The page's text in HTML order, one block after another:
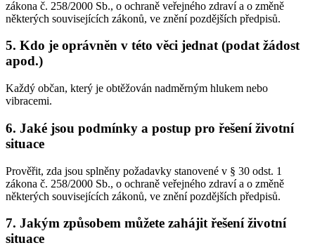
zákona č. 258/2000 Sb., o ochraně veřejného zdraví a o změně
některých souvisejících zákonů, ve znění pozdějších předpisů.
5. Kdo je oprávněn v této věci jednat (podat žádost
apod.)
Každý občan, který je obtěžován nadměrným hlukem nebo
vibracemi.
6. Jaké jsou podmínky a postup pro řešení životní
situace
Prověřit, zda jsou splněny požadavky stanovené v § 30 odst. 1
zákona č. 258/2000 Sb., o ochraně veřejného zdraví a o změně
některých souvisejících zákonů, ve znění pozdějších předpisů.
7. Jakým způsobem můžete zahájit řešení životní
situace